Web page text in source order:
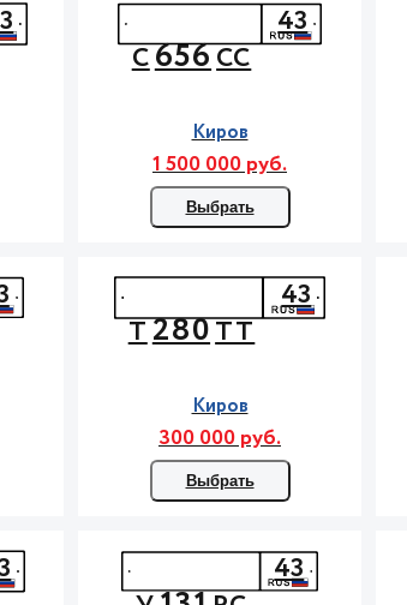
С656СС
43
Киров
1 500 000 руб.
Выбрать
Т280ТТ
43
Киров
300 000 руб.
Выбрать
43